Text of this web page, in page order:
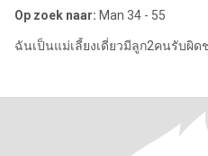
Op zoek naar: Man 34 - 55
ฉันเป็นแม่เลี้ยงเดี่ยวมีลูก2คนรับผิด